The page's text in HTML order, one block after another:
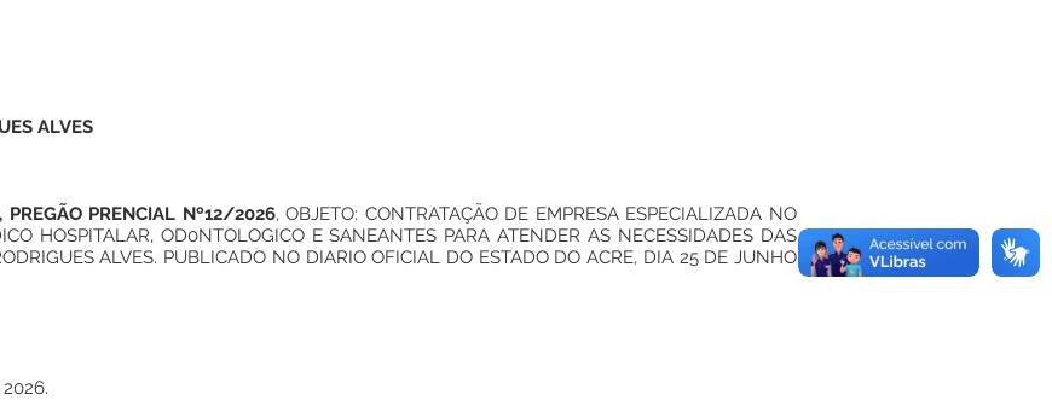
ALVES
PREGÃO PRENCIAL Nº12/2026, OBJETO: CONTRATAÇÃO DE EMPRESA ESPECIALIZADA NO
HOSPITALAR, OD0NTOLOGICO E SANEANTES PARA ATENDER AS NECESSIDADES DAS
ALVES. PUBLICADO NO DIARIO OFICIAL DO ESTADO DO ACRE, DIA 25 DE JUNHO